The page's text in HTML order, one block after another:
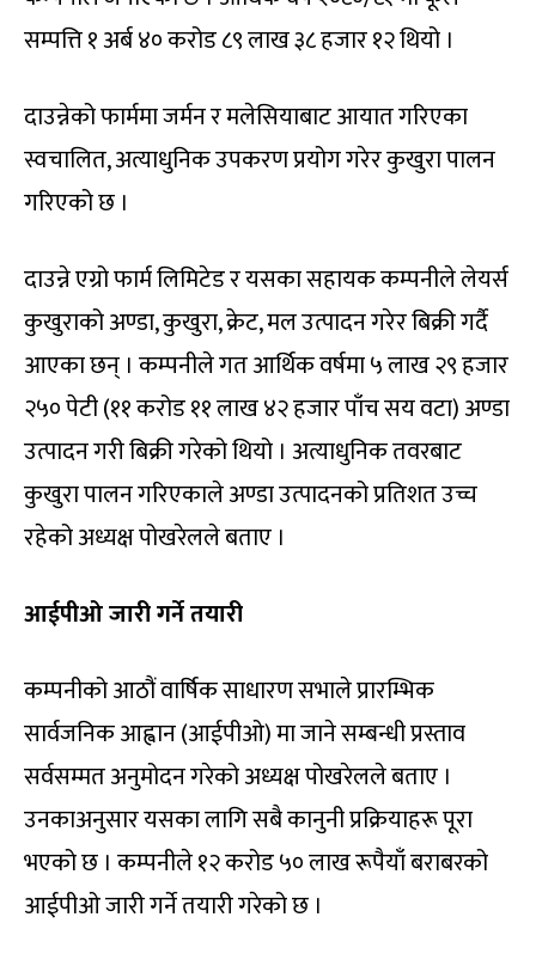
सम्पत्ति १ अर्ब ४० करोड ८९ लाख ३८ हजार १२ थियो ।
दाउन्नेको फार्ममा जर्मन र मलेसियाबाट आयात गरिएका
स्वचालित, अत्याधुनिक उपकरण प्रयोग गरेर कुखुरा पालन
गरिएको छ ।
दाउन्ने एग्रो फार्म लिमिटेड र यसका सहायक कम्पनीले लेयर्स
कुखुराको अण्डा, कुखुरा, क्रेट, मल उत्पादन गरेर बिक्री गर्दै
आएका छन् । कम्पनीले गत आर्थिक वर्षमा ५ लाख २९ हजार
२५० पेटी (११ करोड ११ लाख ४२ हजार पाँच सय वटा) अण्डा
उत्पादन गरी बिक्री गरेको थियो । अत्याधुनिक तवरबाट
कुखुरा पालन गरिएकाले अण्डा उत्पादनको प्रतिशत उच्च
रहेको अध्यक्ष पोखरेलले बताए ।
आईपीओ जारी गर्ने तयारी
कम्पनीको आठौं वार्षिक साधारण सभाले प्रारम्भिक
सार्वजनिक आह्वान (आईपीओ) मा जाने सम्बन्धी प्रस्ताव
सर्वसम्मत अनुमोदन गरेको अध्यक्ष पोखरेलले बताए ।
उनकाअनुसार यसका लागि सबै कानुनी प्रक्रियाहरू पूरा
भएको छ । कम्पनीले १२ करोड ५० लाख रूपैयाँ बराबरको
आईपीओ जारी गर्ने तयारी गरेको छ ।